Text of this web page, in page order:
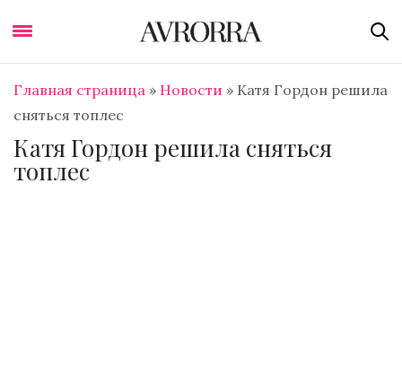
Главная страница » Новости » Катя Гордон решила
сняться топлес
Катя Гордон решила сняться
топлес